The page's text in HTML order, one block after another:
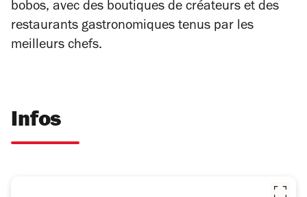
bobos, avec des boutiques de créateurs et des
restaurants gastronomiques tenus par les
meilleurs chefs.
Infos